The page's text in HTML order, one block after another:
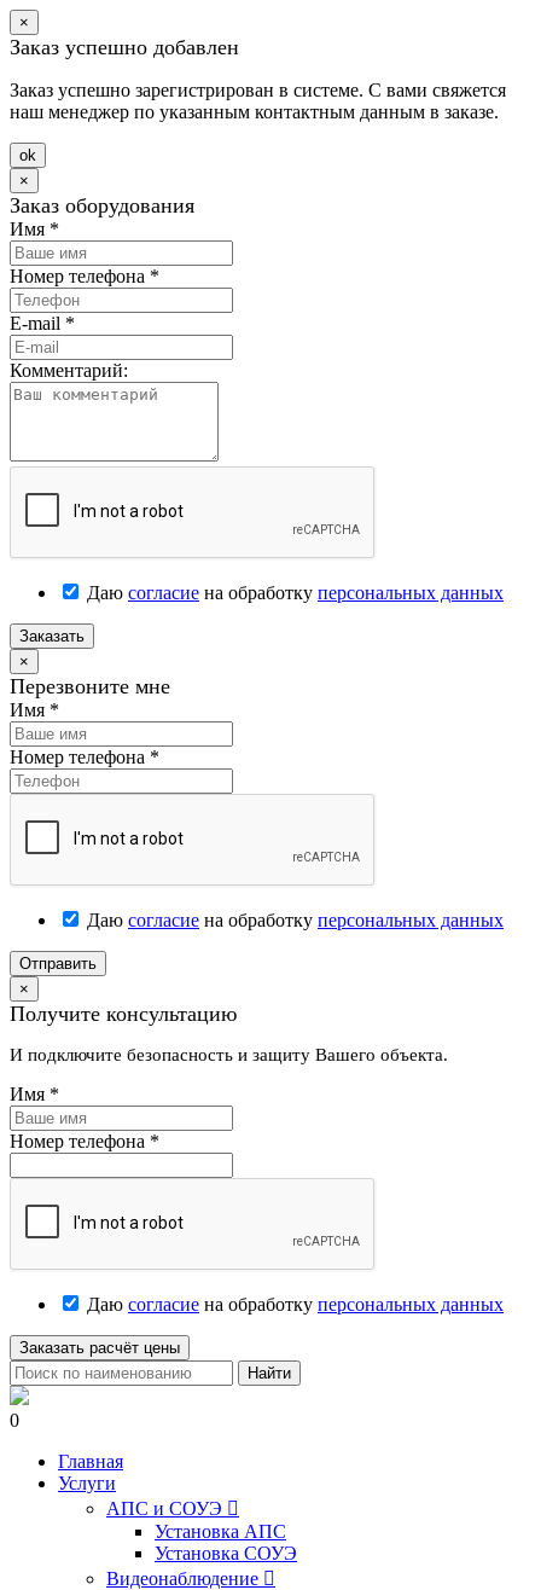
×
Заказ успешно добавлен
Заказ успешно зарегистрирован в системе. С вами свяжется
наш менеджер по указанным контактным данным в заказе.
оk
×
Заказ оборудования
Имя *
Номер телефона *
E-mail *
Комментарий:
Даю согласие на обработку персональных данных
Заказать
×
Перезвоните мне
Имя *
Номер телефона *
Даю согласие на обработку персональных данных
Отправить
×
Получите консультацию
И подключите безопасность и защиту Вашего объекта.
Имя *
Номер телефона *
Даю согласие на обработку персональных данных
Заказать расчёт цены
Найти
0
Главная
Услуги
АПС и СОУЭ 
Установка АПС
Установка СОУЭ
Видеонаблюдение 